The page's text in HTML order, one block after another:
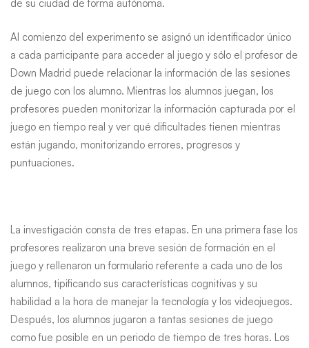
de su ciudad de forma autónoma.
Al comienzo del experimento se asignó un identificador único
a cada participante para acceder al juego y sólo el profesor de
Down Madrid puede relacionar la información de las sesiones
de juego con los alumno. Mientras los alumnos juegan, los
profesores pueden monitorizar la información capturada por el
juego en tiempo real y ver qué dificultades tienen mientras
están jugando, monitorizando errores, progresos y
puntuaciones.
La investigación consta de tres etapas. En una primera fase los
profesores realizaron una breve sesión de formación en el
juego y rellenaron un formulario referente a cada uno de los
alumnos, tipificando sus características cognitivas y su
habilidad a la hora de manejar la tecnología y los videojuegos.
Después, los alumnos jugaron a tantas sesiones de juego
como fue posible en un periodo de tiempo de tres horas. Los